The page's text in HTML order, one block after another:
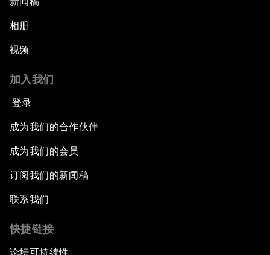
相册
视频
加入我们
登录
成为我们的合作伙伴
成为我们的会员
订阅我们的新闻稿
联系我们
快捷链接
论坛可持续性